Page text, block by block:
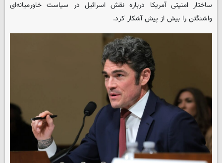
ساختار امنیتی آمریکا درباره نقش اسرائیل در سیاست خاورمیانه‌ای
واشنگتن را بیش از پیش آشکار کرد.